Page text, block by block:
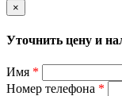
×
Уточнить цену и
Имя *
Номер телефона *